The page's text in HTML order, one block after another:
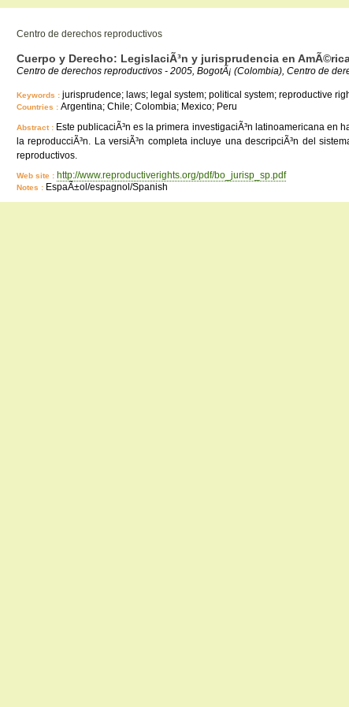
Centro de derechos reproductivos
Cuerpo y Derecho: LegislaciÃ³n y jurisprudencia en
Centro de derechos reproductivos - 2005, BogotÃ¡ (Colombia), Centro de
Keywords : jurisprudence; laws; legal system; political system; reproductive
Countries : Argentina; Chile; Colombia; Mexico; Peru
Abstract : Este publicaciÃ³n es la primera investigaciÃ³n latinoamericana
la reproducciÃ³n. La versiÃ³n completa incluye una descripciÃ³n del
reproductivos.
Web site : http://www.reproductiverights.org/pdf/bo_jurisp_sp.pdf
Notes : EspaÃ±ol/espagnol/Spanish